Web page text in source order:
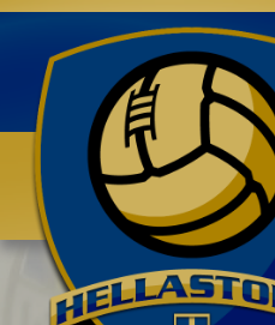
Benvenuti su HELLASTORY.net